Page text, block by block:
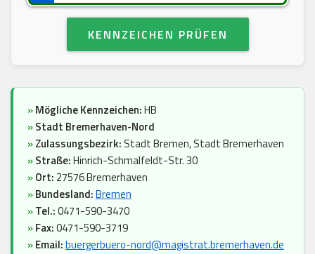
KENNZEICHEN PRÜFEN
»Mögliche Kennzeichen:HB
»Stadt Bremerhaven-Nord
»Zulassungsbezirk: Stadt Bremen, Stadt Bremerhaven
»Straße:Hinrich-Schmalfeldt-Str. 30
»Ort: 27576 Bremerhaven
»Bundesland:Bremen
»Tel.:0471-590-3470
»Fax:0471-590-3719
»Email:buergerbuero-nord@magistrat.bremerhaven.de